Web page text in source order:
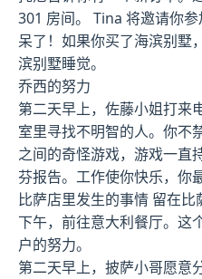
301 房间。 Tina 将邀请你
呆了！如果你买了海滨别墅
滨别墅睡觉。
乔西的努力
第二天早上，佐藤小姐打来
室里寻找不明智的人。你不
之间的奇怪游戏，游戏一直
芬报告。工作使你快乐，你
比萨店里发生的事情 留在比
下午，前往意大利餐厅。这
户的努力。
第二天早上，披萨小哥愿意